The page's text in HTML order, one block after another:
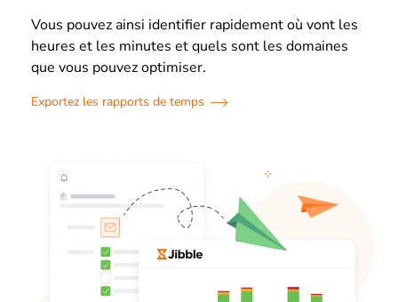
Vous pouvez ainsi identifier rapidement où vont les
heures et les minutes et quels sont les domaines
que vous pouvez optimiser.
Exportez les rapports de temps